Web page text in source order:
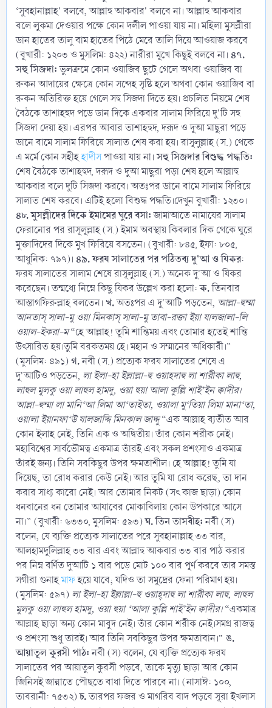
‘সুবহানাল্লাহ' বলবে, আল্লাহু আকবার' বলবে না। আল্লাহু আকবার
বলে লুকমা দেওয়ার পক্ষে কোন দলীল পাওয়া যায় না। মহিলা মুসল্লীরা
ডান হাতের তালু বাম হাতের পিঠে মেরে তালি দিয়ে আওয়াজ করবে
(বুখারী: ১২০৩ ও মুসলিম: ৪২২) নারীরা মুখে কিছুই বলবে না। ৪৭.
সহু সিজদা:ভুলক্রমে কোন ওয়াজিব ছুটে গেলে অথবা ওয়াজিব বা
রুকন আদায়ের ক্ষেত্রে কোন সন্দেহ সৃষ্টি হলে অথবা কোন ওয়াজিব বা
রুকন অতিরিক্ত হয়ে গেলে সহু সিজদা দিতে হয়। প্রচলিত নিয়মে শেষ
বৈঠকে তাশাহহুদ পড়ে ডান দিকে একবার সালাম ফিরিয়ে দু'টি সহু
সিজদা দেয়া হয়। এরপর আবার তাশাহহুদ, দরূদ ও দুআ মাছুরা পড়ে
ডানে বামে সালাম ফিরিয়ে সালাত শেষ করা হয়। রাসূলুল্লাহ (স.) থেকে
এ মর্মে কোন সহীহহাদীসপাওয়া যায় না।সহু সিজদার বিশুদ্ধ পদ্ধতি:
শেষ বৈঠকে তাশাহহুদ, দরূদ ও দুআ মাছুরা পড়া শেষ হলে আল্লাহু
আকবার বলে দুটি সিজদা করবে। অতঃপর ডানে বামে সালাম ফিরিয়ে
সালাত শেষ করবে। এটিই হলো বিশুদ্ধ পদ্ধতি।দেখুন বুখারী: ১২৩০।
৪৮. মুসল্লীদের দিকে ইমামের ঘুরে বসা:জামাআতে নামাযের সালাম
ফেরানোর পর রাসূলুল্লাহ (স.) ইমাম অবস্থায় কিবলার দিক থেকে ঘুরে
মুক্তাদিদের দিকে মুখ ফিরিয়ে বসতেন। (বুখারী: ৮৪৫, ইফা: ৮০৫,
আধুনিক: ৭৯৭)। ৪৯. ফরয সালাতের পর পঠিতব্য দু'আ ও যিকর:
ফরয সালাতের সালাম শেষে রাসূলুল্লাহ (স.) অনেক দু'আ ও যিকর
করেছেন। তন্মধ্যে নিম্নে কিছু যিকর উল্লেখ করা হলো:ক.তিনবার
আস্তাগফিরুল্লাহ বলতেন। খ.অতঃপর এ দু'আটি পড়তেন, আল্লা-হুম্মা
আনতাস্ সালা-মু ওয়া মিনকাস্ সালা-মু তাবা-রক্তা ইয়া যালজালা-লি
ওয়াল-ইকরা-ম“হে আল্লাহ! তুমি শান্তিময় এবং তোমার হতেই শান্তি
উৎসারিত হয়।তুমি বরকতময় হে। মহান ও সম্মানের অধিকারী।”
(মুসলিম: ৪৯১)গ.নবী (স.) প্রত্যেক ফরয সালাতের শেষে এ
দু'আটিও পড়তেন, লা ইলা-হা ইল্লাল্লা-হু ওয়াহদাহু লা শারীকা লাহু,
লাহুল মূলকু ওয়া লাহুল হামদু, ওয়া হুয়া আলা কুল্লি শাই’ইন ক্বাদীর।
আল্লা-হুম্মা লা মানি‘আ লিমা আ‘তাইতা, ওয়ালা মু‘তিয়া লিমা মানা‘তা,
ওয়ালা ইয়ানফা‘উ যালজাদ্দি মিনকাল জাদ্দু“এক আল্লাহ ব্যতীত আর
কোন ইলাহ নেই, তিনি এক ও অদ্বিতীয়। তাঁর কোন শরীক নেই।
মহাবিশ্বের সার্বভৌমত্ব একমাত্র তাঁরই এবং সকল প্রশংসাও একমাত্র
তাঁরই জন্য। তিনি সবকিছুর উপর ক্ষমতাশীল। হে আল্লাহ! তুমি যা
দিয়েছ, তা রোধ করার কেউ নেই। আর তুমি যা রোধ করেছ, তা দান
করার সাধ্য কারো নেই। আর তোমার নিকট (সৎ কাজ ছাড়া) কোন
ধনবানের ধন তোমার আযাবের মোকাবিলায় কোন উপকারে আসে
না।” (বুখারী: ৬৩৩০, মুসলিম: ৫৯৩)ঘ. তিন তাসবীহ:নবী (স)
বলেন, যে ব্যক্তি প্রত্যেক সালাতের পরে সুবহানাল্লাহ ৩৩ বার,
আলহামদুলিল্লাহ ৩৩ বার এবং আল্লাহু আকবার ৩৩ বার পাঠ করার
পর নিম্ন বর্ণিত দুআটি ১ বার পড়ে মোট ১০০ বার পূর্ণ করবে তার সমস্ত
সগীরা গুনাহমাফহয়ে যাবে; যদিও তা সমুদ্রের ফেনা পরিমাণ হয়।
(মুসলিম: ৫৯৭) লা ইলা-হা ইল্লাল্লা-হু ওয়াহ্দাহু লা শারীকা লাহু, লাহুল
মুলকু ওয়া লাহুল হামদু, ওয়া হুয়া ‘আলা কুল্লি শাই’ইন ক্বাদীর।“একমাত্র
আল্লাহ ছাড়া অন্য কোন মাবুদ নেই। তাঁর কোন শরীক নেই।সমগ্র রাজত্ব
ও প্রশংসা শুধু তারই। আর তিনি সবকিছুর উপর ক্ষমতাবান।” ঙ.
আয়াতুল কুরসী পাঠ:নবী (স) বলেন, যে ব্যক্তি প্রত্যেক ফরয
সালাতের পর আয়াতুল কুরসী পড়বে, তাকে মৃত্যু ছাড়া আর কোন
জিনিসই জান্নাতে পৌছতে বাধা দিতে পারবে না। (নাসাঈ: ১০০,
তাবরানী: ৭৫৩২)চ.তারপর ফজর ও মাগরিব বাদ পড়বে সূরা ইখলাস